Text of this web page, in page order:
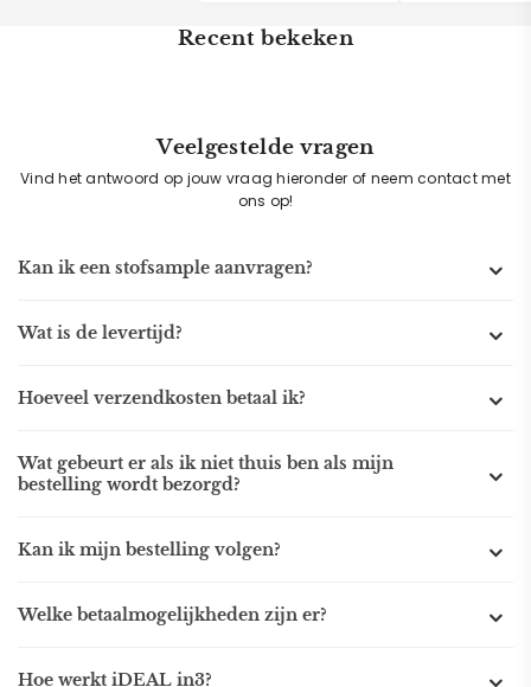
Recent bekeken
Veelgestelde vragen
Vind het antwoord op jouw vraag hieronder of neem contact met
ons op!
Kan ik een stofsample aanvragen?
Wat is de levertijd?
Hoeveel verzendkosten betaal ik?
Wat gebeurt er als ik niet thuis ben als mijn
bestelling wordt bezorgd?
Kan ik mijn bestelling volgen?
Welke betaalmogelijkheden zijn er?
Hoe werkt iDEAL in3?